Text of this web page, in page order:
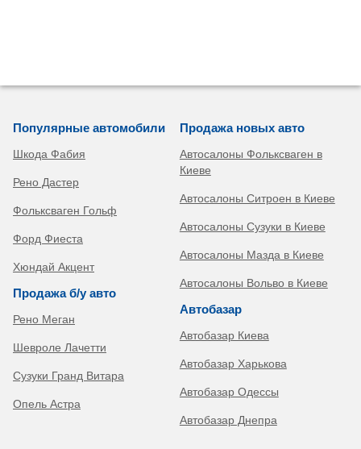
Популярные автомобили
Шкода Фабия
Рено Дастер
Фольксваген Гольф
Форд Фиеста
Хюндай Акцент
Продажа б/у авто
Рено Меган
Шевроле Лачетти
Сузуки Гранд Витара
Опель Астра
Продажа новых авто
Автосалоны Фольксваген в
Киеве
Автосалоны Ситроен в Киеве
Автосалоны Сузуки в Киеве
Автосалоны Мазда в Киеве
Автосалоны Вольво в Киеве
Автобазар
Автобазар Киева
Автобазар Харькова
Автобазар Одессы
Автобазар Днепра